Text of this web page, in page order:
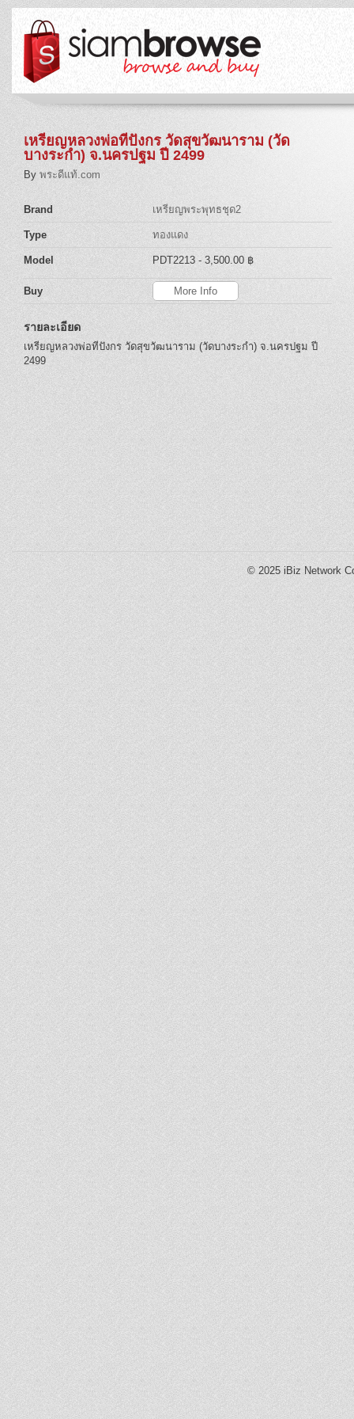
เหรียญหลวงพ่อทีปังกร วัดสุขวัฒนาราม (วัด
บางระกำ) จ.นครปฐม ปี 2499
By พระดีแท้.com
Brand เหรียญพระพุทธชุด2
Type ทองแดง
Model PDT2213 - 3,500.00 ฿
Buy More Info
รายละเอียด
เหรียญหลวงพ่อทีปังกร วัดสุขวัฒนาราม (วัดบางระกำ) จ.นครปฐม ปี
2499
© 2025 iBiz Network